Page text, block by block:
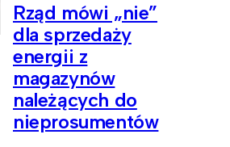
Rząd mówi „nie”
dla sprzedaży
energii z
magazynów
należących do
nieprosumentów